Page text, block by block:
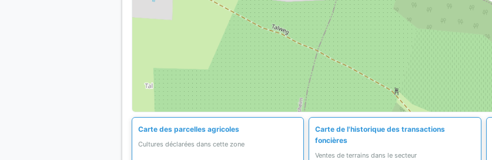
Carte des parcelles agricoles
Cultures déclarées dans cette zone
Carte de l'historique des transactions
foncières
Ventes de terrains dans le secteur